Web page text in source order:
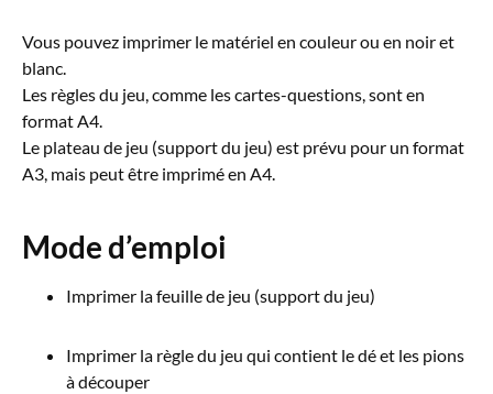
Vous pouvez imprimer le matériel en couleur ou en noir et
blanc.
Les règles du jeu, comme les cartes-questions, sont en
format A4.
Le plateau de jeu (support du jeu) est prévu pour un format
A3, mais peut être imprimé en A4.
Mode d’emploi
Imprimer la feuille de jeu (support du jeu)
Imprimer la règle du jeu qui contient le dé et les pions
à découper